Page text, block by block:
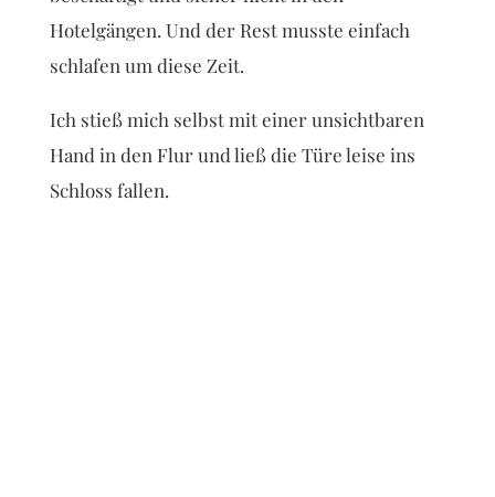
Hotelgängen. Und der Rest musste einfach
schlafen um diese Zeit.
Ich stieß mich selbst mit einer unsichtbaren
Hand in den Flur und ließ die Türe leise ins
Schloss fallen.